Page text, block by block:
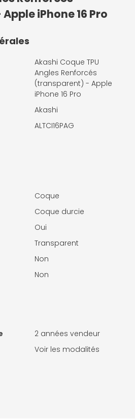
iPhone 16 Pro
Akashi Coque TPU
Angles Renforcés
(transparent) - Apple
iPhone 16 Pro
Akashi
ALTCI16PAG
Coque
Coque durcie
Oui
Transparent
Non
Non
2 années vendeur
Voir les modalités